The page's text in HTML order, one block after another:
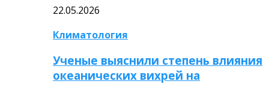
22.05.2026
Климатология
Ученые выяснили степень влияния
океанических вихрей на